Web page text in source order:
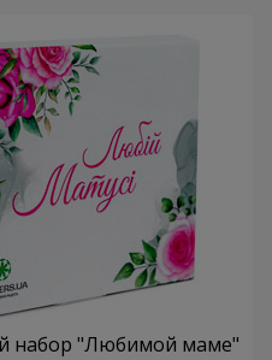
набор "Любимой маме"